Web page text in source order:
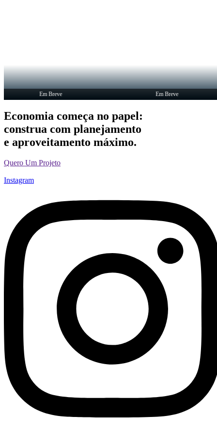
Em Breve Em Breve
Economia começa no papel:
construa com planejamento
e aproveitamento máximo.
Quero Um Projeto
Instagram